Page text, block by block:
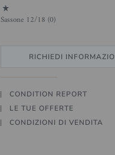
1
Sassone 12/18 (0)
RICHIEDI
CONDITION REPORT
LE TUE OFFERTE
CONDIZIONI DI VENDITA